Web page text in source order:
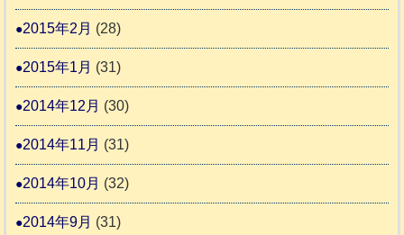
2015年2月 (28)
2015年1月 (31)
2014年12月 (30)
2014年11月 (31)
2014年10月 (32)
2014年9月 (31)